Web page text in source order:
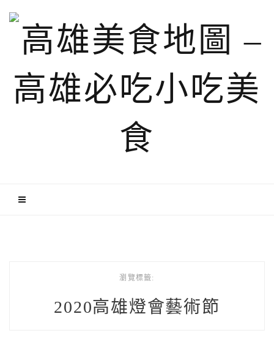
瀏覽標籤:
2020高雄燈會藝術節